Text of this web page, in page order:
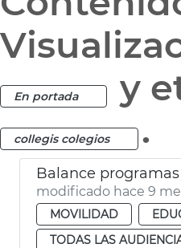
En portada y
collegis colegios .
modificado hace 9
MOVILIDAD
TODAS LAS